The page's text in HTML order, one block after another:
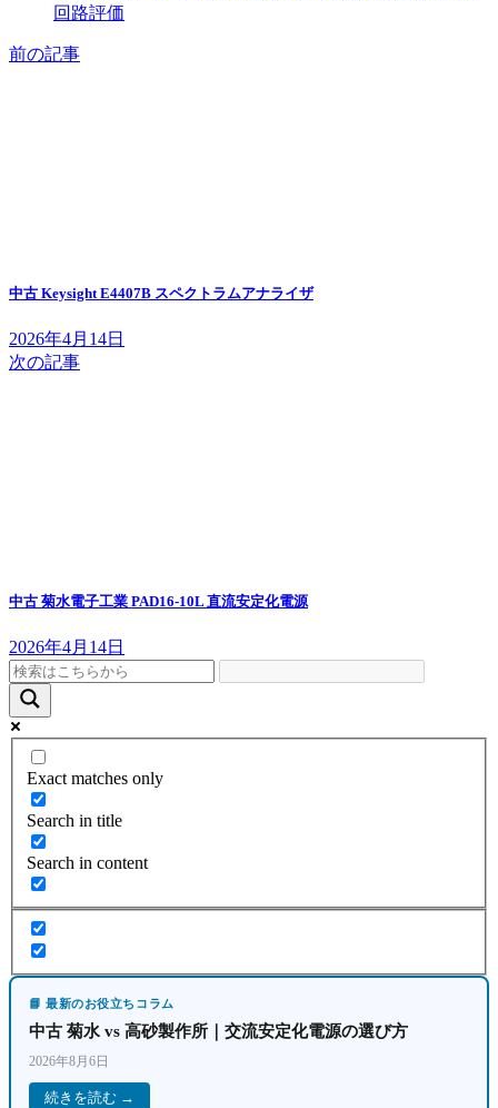
回路評価
前の記事
中古 Keysight E4407B スペクトラムアナライザ
2026年4月14日
次の記事
中古 菊水電子工業 PAD16-10L 直流安定化電源
2026年4月14日
Exact matches only
Search in title
Search in content
📘 最新のお役立ちコラム
中古 菊水 vs 高砂製作所｜交流安定化電源の選び方
2026年8月6日
続きを読む →